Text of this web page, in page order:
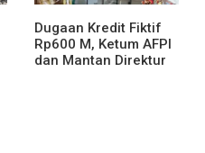
Dugaan Kredit Fiktif
Rp600 M, Ketum AFPI
dan Mantan Direktur